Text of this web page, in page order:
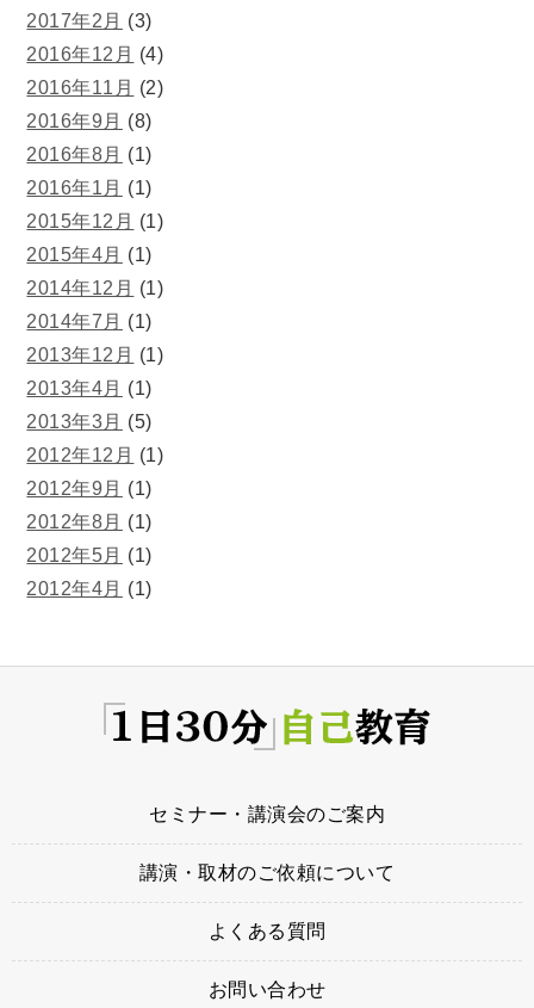
2017年2月 (3)
2016年12月 (4)
2016年11月 (2)
2016年9月 (8)
2016年8月 (1)
2016年1月 (1)
2015年12月 (1)
2015年4月 (1)
2014年12月 (1)
2014年7月 (1)
2013年12月 (1)
2013年4月 (1)
2013年3月 (5)
2012年12月 (1)
2012年9月 (1)
2012年8月 (1)
2012年5月 (1)
2012年4月 (1)
セミナー・講演会のご案内
講演・取材のご依頼について
よくある質問
お問い合わせ